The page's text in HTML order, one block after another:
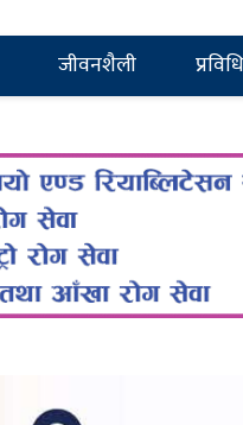
जीवनशैली प्रविधि